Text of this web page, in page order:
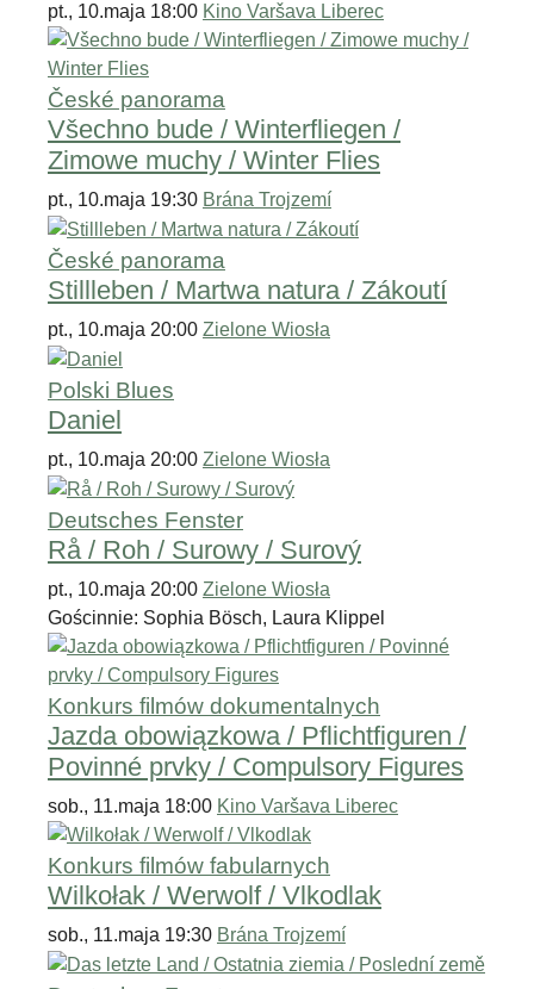
pt., 10.maja 18:00 Kino Varšava Liberec
České panorama
Všechno bude / Winterfliegen /
Zimowe muchy / Winter Flies
pt., 10.maja 19:30 Brána Trojzemí
České panorama
Stillleben / Martwa natura / Zákoutí
pt., 10.maja 20:00 Zielone Wiosła
Polski Blues
Daniel
pt., 10.maja 20:00 Zielone Wiosła
Deutsches Fenster
Rå / Roh / Surowy / Surový
pt., 10.maja 20:00 Zielone Wiosła
Gościnnie: Sophia Bösch, Laura Klippel
Konkurs filmów dokumentalnych
Jazda obowiązkowa / Pflichtfiguren /
Povinné prvky / Compulsory Figures
sob., 11.maja 18:00 Kino Varšava Liberec
Konkurs filmów fabularnych
Wilkołak / Werwolf / Vlkodlak
sob., 11.maja 19:30 Brána Trojzemí